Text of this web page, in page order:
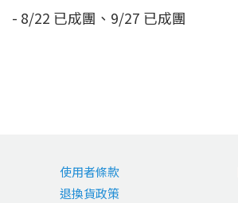
- 8/22 已成團、9/27 已成團
使用者條款
退換貨政策